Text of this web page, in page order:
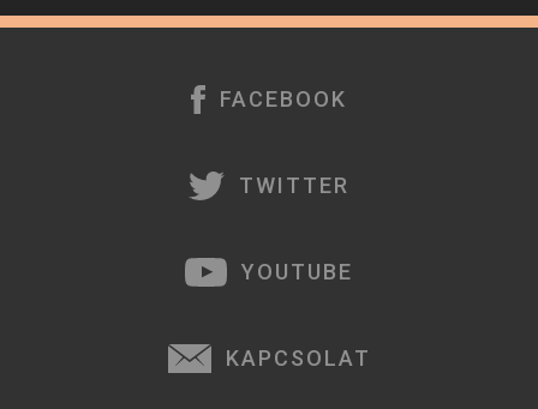
FACEBOOK
TWITTER
YOUTUBE
KAPCSOLAT